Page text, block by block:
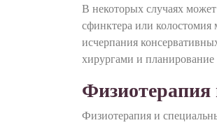
В некоторых случаях
сфинктера или
исчерпания
хирургами и
Физиотерапия и